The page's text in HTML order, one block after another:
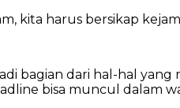
kita harus bersikap
bagian dari hal-hal
bisa muncul dalam